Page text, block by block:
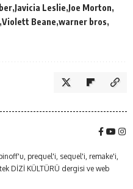
Javicia Leslie Joe Morton
Violett Beane warner bros
prequel'i, sequel'i, remake'i,
DİZİ KÜLTÜRÜ dergisi ve web